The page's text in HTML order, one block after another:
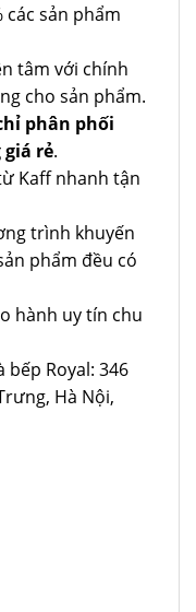
các sản phẩm
tâm với chính
cho sản phẩm.
phân phối
rẻ.
Kaff nhanh tận
trình khuyến
phẩm đều có
hành uy tín chu
Royal: 346
Hà Nội,